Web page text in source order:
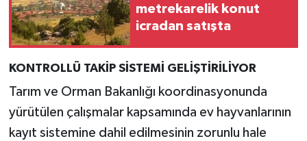
metrekarelik konut
icradan satışta
KONTROLLÜ TAKİP SİSTEMİ GELİŞTİRİLİYOR
Tarım ve Orman Bakanlığı koordinasyonunda
yürütülen çalışmalar kapsamında ev hayvanlarının
kayıt sistemine dahil edilmesinin zorunlu hale